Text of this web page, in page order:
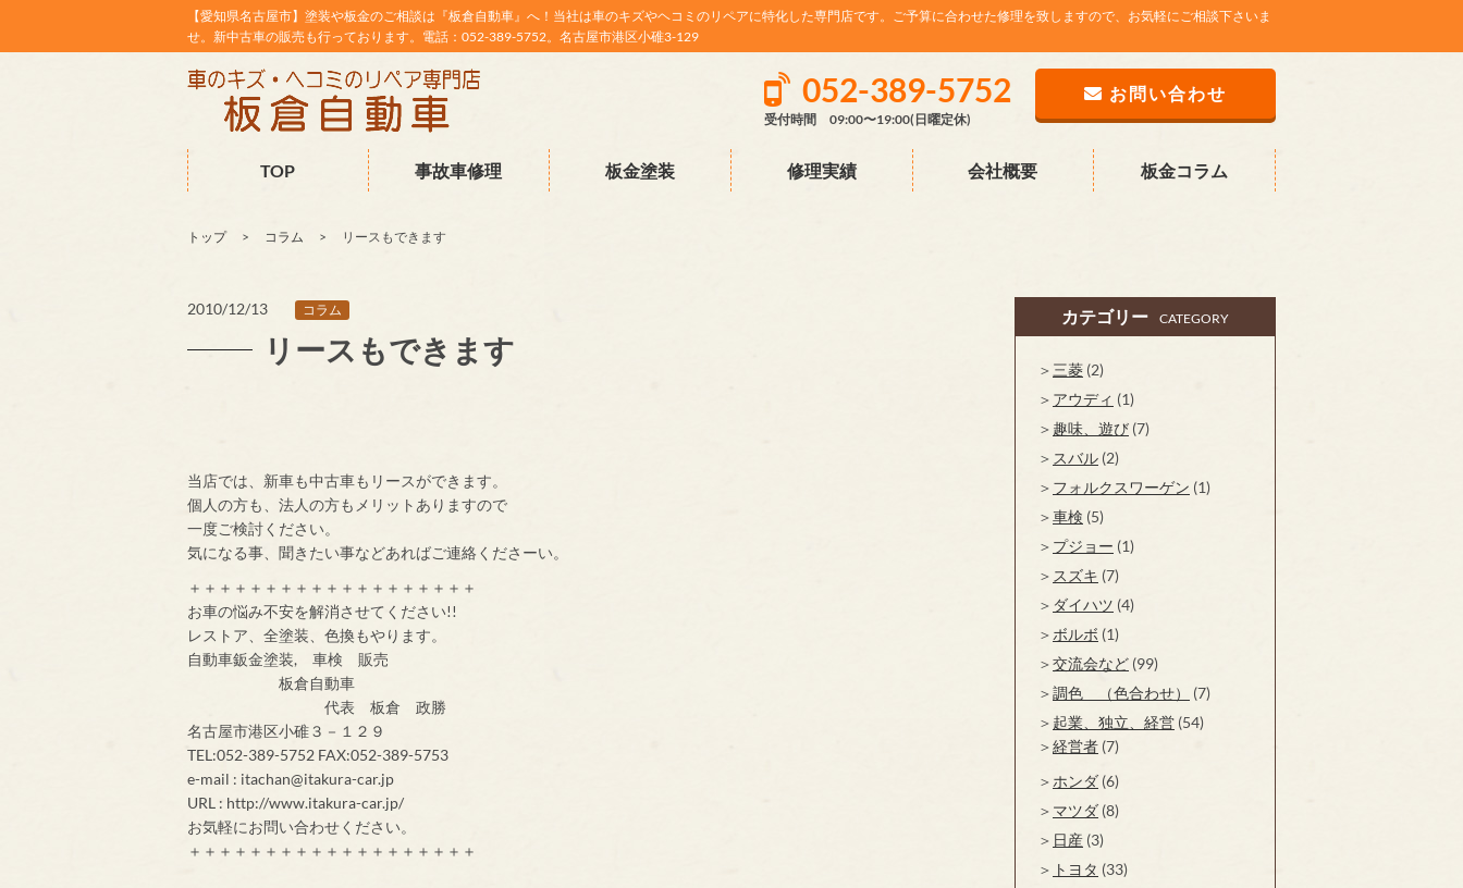
【愛知県名古屋市】塗装や板金のご相談は『板倉自動車』へ！当社は車のキズやヘコミのリペアに特化した専門店です。ご予算に合わせた修理を致しますので、お気軽にご相談下さいま
せ。新中古車の販売も行っております。電話：052-389-5752。名古屋市港区小碓3-129
052-389-5752
受付時間 09:00〜19:00(日曜定休)
お問い合わせ
TOP 事故車修理 板金塗装 修理実績 会社概要 板金コラム
トップ コラム リースもできます
2010/12/13 コラム
リースもできます
当店では、新車も中古車もリースができます。
個人の方も、法人の方もメリットありますので
一度ご検討ください。
気になる事、聞きたい事などあればご連絡くださーい。
＋＋＋＋＋＋＋＋＋＋＋＋＋＋＋＋＋＋＋
お車の悩み不安を解消させてください!!
レストア、全塗装、色換もやります。
自動車鈑金塗装, 車検 販売
板倉自動車
代表 板倉 政勝
名古屋市港区小碓３－１２９
TEL:052-389-5752 FAX:052-389-5753
e-mail : itachan@itakura-car.jp
URL : http://www.itakura-car.jp/
お気軽にお問い合わせください。
＋＋＋＋＋＋＋＋＋＋＋＋＋＋＋＋＋＋＋
カテゴリー CATEGORY
三菱 (2)
アウディ (1)
趣味、遊び (7)
スバル (2)
フォルクスワーゲン (1)
車検 (5)
プジョー (1)
スズキ (7)
ダイハツ (4)
ボルボ (1)
交流会など (99)
調色 （色合わせ）
(7)
起業、独立、経営 (54)
経営者 (7)
ホンダ (6)
マツダ (8)
日産 (3)
トヨタ (33)